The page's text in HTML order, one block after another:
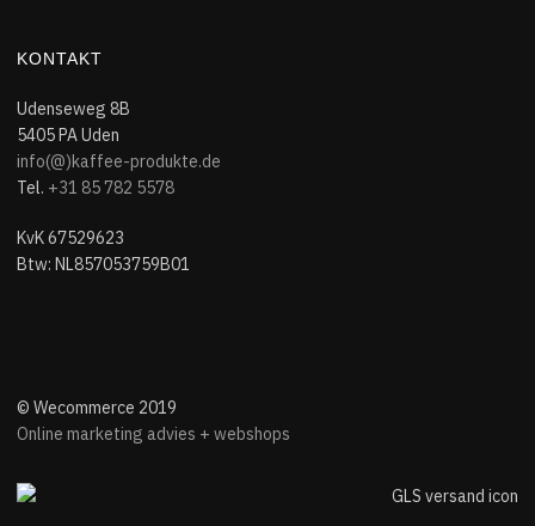
KONTAKT
Udenseweg 8B
5405 PA Uden
info(@)kaffee-produkte.de
Tel. +31 85 782 5578
KvK 67529623
Btw: NL857053759B01
© Wecommerce 2019
Online marketing advies + webshops